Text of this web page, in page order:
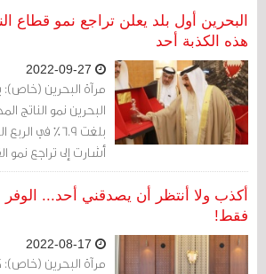
البحرين أول بلد يعلن تراجع نمو قطاع
هذه الكذبة أحد
مرآة البحرين (خاص):
البحرين نمو الناتج
بلغت 6.9% في
أشارت إلى تراجع نمو
2.2 %. فكيف تراجع
أسعار النفط؟
فقط!
مرآة البحرين